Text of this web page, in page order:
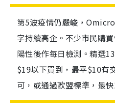
第5波疫情仍嚴峻，
字持續高企。不少市民購
陽性後作每日檢測。精選
$19以下買到，最平$10有
可，或通過歐盟標準，最